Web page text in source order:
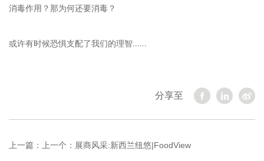
消毒作用？那为何还要消毒？
或许有时候恐惧支配了我们的理智......
分享至
上一篇： 上一个：展商风采:新西兰纽悠|FoodView